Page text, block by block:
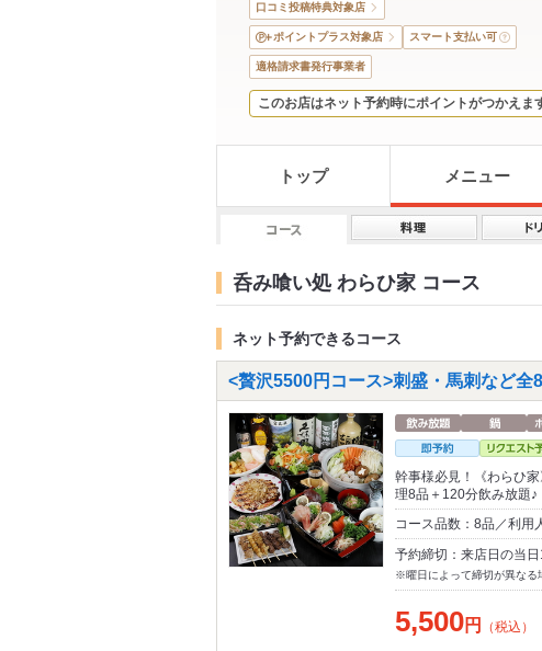
口コミ投稿特典対象店
ポイントプラス対象店 スマート支払い可
適格請求書発行事業者
このお店はネット予約時にポイントがつかえま
トップ メニュー
呑み喰い処 わらひ家 コース
ネット予約できるコース
<贅沢5500円コース>刺盛・馬刺など全
幹事様必見！《わらひ
理8品＋120分飲み放題♪
コース品数：8品／利用
予約締切：来店日の当
※曜日によって締切が異なる
5,500円 （税込）